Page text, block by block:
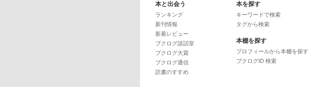
本と出会う
ランキング
新刊情報
新着レビュー
ブクログ談話室
ブクログ大賞
ブクログ通信
読書のすすめ
本を探す
キーワードで検索
タグから検索
本棚を探す
プロフィールから本棚を探す
ブクログID 検索